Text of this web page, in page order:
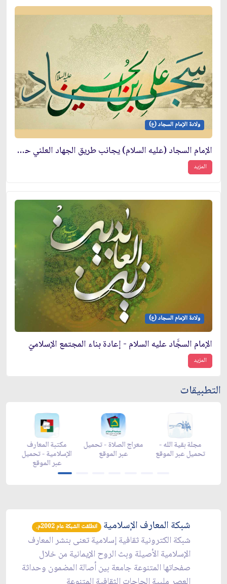
ولادة الإمام السجاد (ع)
الإمام السجاد (عليه السلام) يجانب طريق الجهاد العلني حفظاً للشيعة والتشيع
المزيد
ولادة الإمام السجاد (ع)
الإمام السجَّاد عليه السلام - إعادة بناء المجتمع الإسلاميّ
المزيد
التطبيقات
معراج الصلاة - تحميل
عبر الموقع
مجلة بقية الله -
تحميل عبر الموقع
زاد شهر رمضان -
تحميل عبر الموقع
شبكة المعارف الإسلامية انطلقت الشبكة عام 2002م.
شبكة الكترونية ثقافية إسلامية تعنى بنشر المعارف
الإسلامية الأصيلة وبث الروح الإيمانية من خلال
صفحاتها المتنوعة جامعة بين أصالة المضمون وحداثة